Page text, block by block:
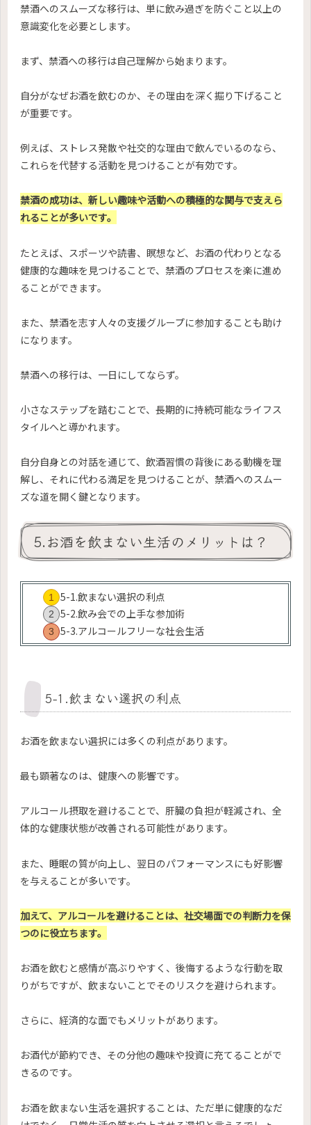
禁酒へのスムーズな移行は、単に飲み過ぎを防ぐこと以上の
意識変化を必要とします。
まず、禁酒への移行は自己理解から始まります。
自分がなぜお酒を飲むのか、その理由を深く掘り下げること
が重要です。
例えば、ストレス発散や社交的な理由で飲んでいるのなら、
これらを代替する活動を見つけることが有効です。
禁酒の成功は、新しい趣味や活動への積極的な関与で支えら
れることが多いです。
たとえば、スポーツや読書、瞑想など、お酒の代わりとなる
健康的な趣味を見つけることで、禁酒のプロセスを楽に進め
ることができます。
また、禁酒を志す人々の支援グループに参加することも助け
になります。
禁酒への移行は、一日にしてならず。
小さなステップを踏むことで、長期的に持続可能なライフス
タイルへと導かれます。
自分自身との対話を通じて、飲酒習慣の背後にある動機を理
解し、それに代わる満足を見つけることが、禁酒へのスムー
ズな道を開く鍵となります。
5.お酒を飲まない生活のメリットは？
5-1.飲まない選択の利点
5-2.飲み会での上手な参加術
5-3.アルコールフリーな社会生活
5-1.飲まない選択の利点
お酒を飲まない選択には多くの利点があります。
最も顕著なのは、健康への影響です。
アルコール摂取を避けることで、肝臓の負担が軽減され、全
体的な健康状態が改善される可能性があります。
また、睡眠の質が向上し、翌日のパフォーマンスにも好影響
を与えることが多いです。
加えて、アルコールを避けることは、社交場面での判断力を保
つのに役立ちます。
お酒を飲むと感情が高ぶりやすく、後悔するような行動を取
りがちですが、飲まないことでそのリスクを避けられます。
さらに、経済的な面でもメリットがあります。
お酒代が節約でき、その分他の趣味や投資に充てることがで
きるのです。
お酒を飲まない生活を選択することは、ただ単に健康的なだ